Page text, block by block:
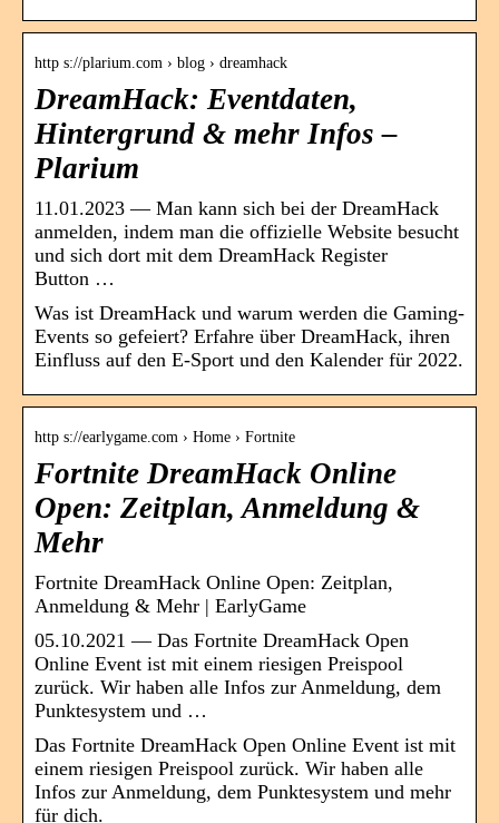
http s://plarium.com › blog › dreamhack
DreamHack: Eventdaten,
Hintergrund & mehr Infos –
Plarium
11.01.2023 — Man kann sich bei der DreamHack
anmelden, indem man die offizielle Website besucht
und sich dort mit dem DreamHack Register
Button …
Was ist DreamHack und warum werden die Gaming-
Events so gefeiert? Erfahre über DreamHack, ihren
Einfluss auf den E-Sport und den Kalender für 2022.
http s://earlygame.com › Home › Fortnite
Fortnite DreamHack Online
Open: Zeitplan, Anmeldung &
Mehr
Fortnite DreamHack Online Open: Zeitplan,
Anmeldung & Mehr | EarlyGame
05.10.2021 — Das Fortnite DreamHack Open
Online Event ist mit einem riesigen Preispool
zurück. Wir haben alle Infos zur Anmeldung, dem
Punktesystem und …
Das Fortnite DreamHack Open Online Event ist mit
einem riesigen Preispool zurück. Wir haben alle
Infos zur Anmeldung, dem Punktesystem und mehr
für dich.